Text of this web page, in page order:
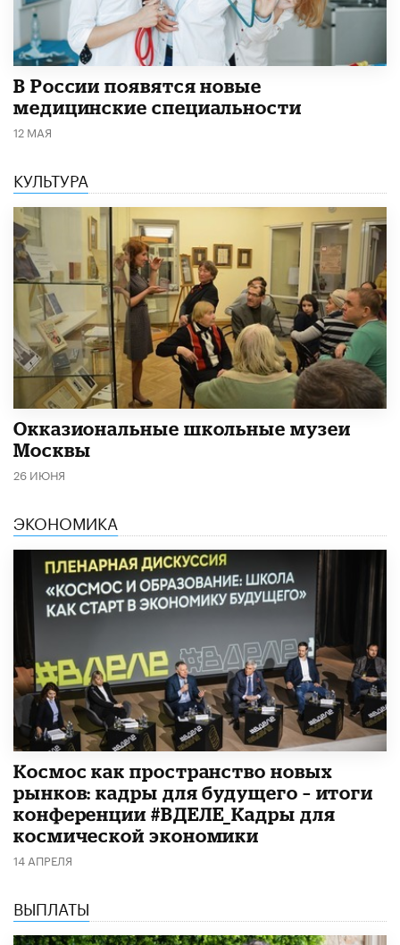
В России появятся новые
медицинские специальности
12 МАЯ
КУЛЬТУРА
​Окказиональные школьные музеи
Москвы
26 ИЮНЯ
ЭКОНОМИКА
Космос как пространство новых
рынков: кадры для будущего – итоги
конференции #ВДЕЛЕ_Кадры для
космической экономики
14 АПРЕЛЯ
ВЫПЛАТЫ